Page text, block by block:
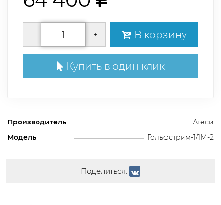
- + В корзину
Купить в один клик
Производитель
Атеси
Модель
Гольфстрим-1/1М-2
Поделиться: